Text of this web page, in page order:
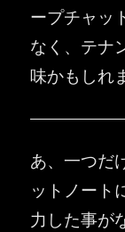
ープチャッ
なく、テナ
味かもしれ
あ、一つだ
ットノート
力した事が